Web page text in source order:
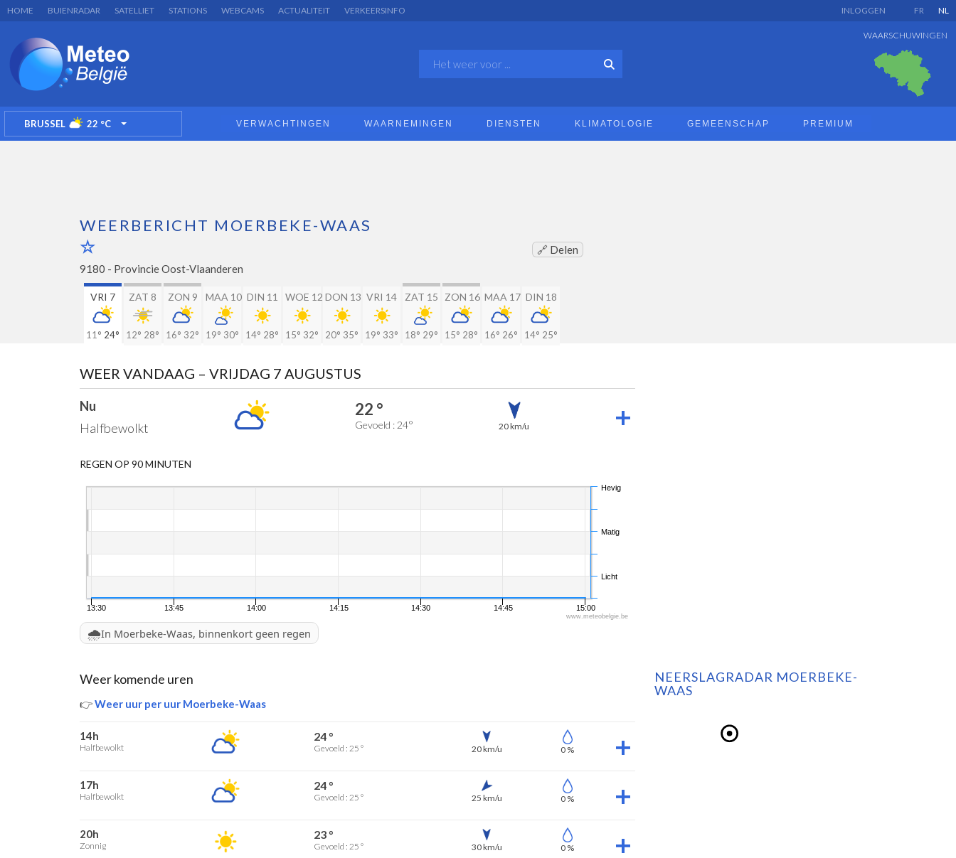
HOME BUIENRADAR SATELLIET STATIONS WEBCAMS ACTUALITEIT VERKEERSINFO FR NL
INLOGGEN
WAARSCHUWINGEN
BRUSSEL 22 °C TOGGLE DROPDOWN VERWACHTINGEN WAARNEMINGEN DIENSTEN KLIMATOLOGIE GEMEENSCHAP PREMIUM
WEERBERICHT MOERBEKE-WAAS
🔗 Delen
9180 - Provincie Oost-Vlaanderen
VRI 7
11° 24°
ZAT 8
12° 28°
ZON 9
16° 32°
MAA 10
19° 30°
DIN 11
14° 28°
WOE 12
15° 32°
DON 13
20° 35°
VRI 14
19° 33°
ZAT 15
18° 29°
ZON 16
15° 28°
MAA 17
16° 26°
DIN 18
14° 25°
WEER VANDAAG – VRIJDAG 7 AUGUSTUS
Nu
Halfbewolkt
22 °
Gevoeld : 24° 20 km/u
REGEN OP 90 MINUTEN
13:30 13:45 14:00 14:15 14:30 14:45 15:00
Licht
Matig
Hevig
www.meteobelgie.be
🌧️In Moerbeke-Waas, binnenkort geen regen
Weer komende uren
👉Weer uur per uur Moerbeke-Waas
14h
Halfbewolkt
24 °
Gevoeld : 25 ° 20 km/u 0 %
17h
Halfbewolkt
24 °
Gevoeld : 25 ° 25 km/u 0 %
20h
Zonnig
23 °
Gevoeld : 25 ° 30 km/u 0 %
NEERSLAGRADAR MOERBEKE-
WAAS